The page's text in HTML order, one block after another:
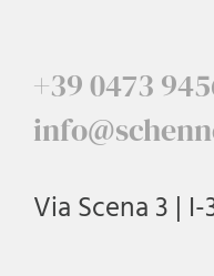
+39 0473
Via Scena 3 |